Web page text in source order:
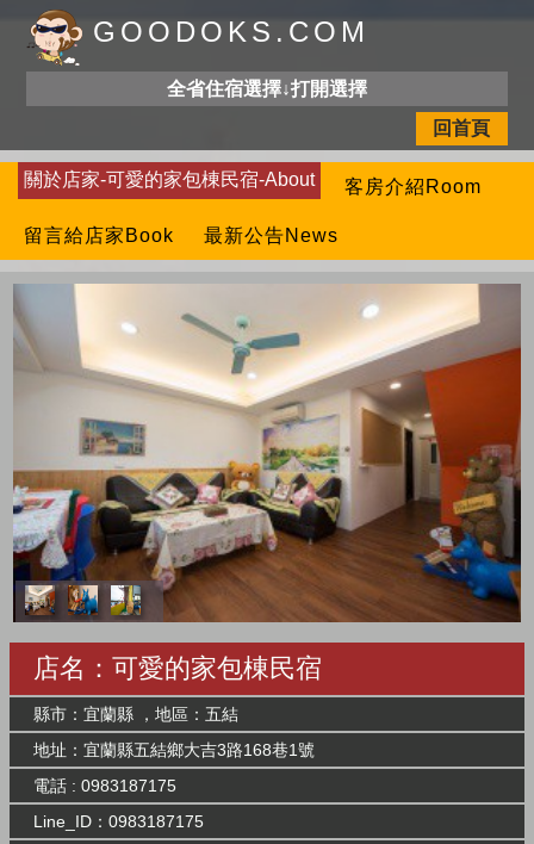
GOODOKS.COM
全省住宿選擇↓打開選擇
回首頁
關於店家-可愛的家包棟民宿-About 客房介紹Room
留言給店家Book 最新公告News
店名：可愛的家包棟民宿
縣市：宜蘭縣 ，地區：五結
地址：宜蘭縣五結鄉大吉3路168巷1號
電話 : 0983187175
Line_ID：0983187175